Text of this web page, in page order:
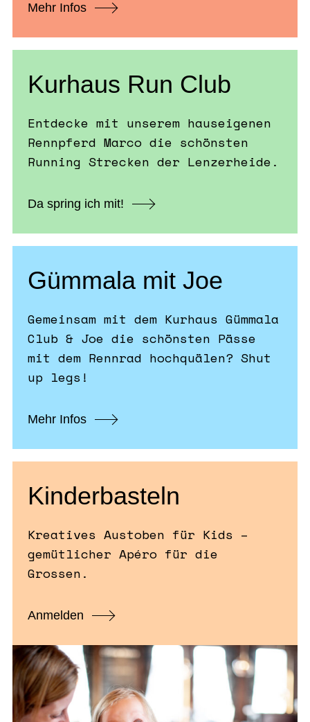
Kurhaus Run Club
Entdecke mit unserem hauseigenen
Rennpferd Marco die schönsten
Running Strecken der Lenzerheide.
Da spring ich mit!
Mehr Infos
Gümmala mit Joe
Gemeinsam mit dem Kurhaus Gümmala
Club & Joe die schönsten Pässe
mit dem Rennrad hochquälen? Shut
up legs!
Mehr Infos
Kinderbasteln
Kreatives Austoben für Kids –
gemütlicher Apéro für die
Grossen.
Anmelden